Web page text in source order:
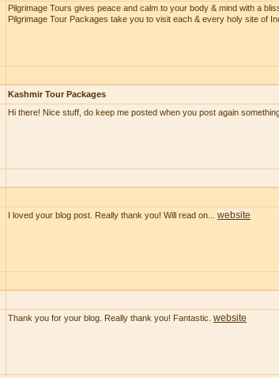
Pilgrimage Tours gives peace and calm to your body & mind with a
Pilgrimage Tour Packages take you to visit each & every holy site of
Kashmir Tour Packages
Hi there! Nice stuff, do keep me posted when you post again
I loved your blog post. Really thank you! Will read on... website
Thank you for your blog. Really thank you! Fantastic. website